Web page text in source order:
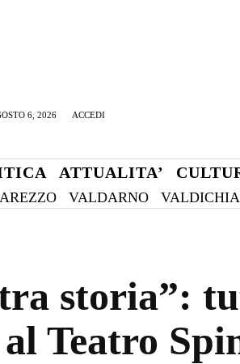
6, 2026 ACCEDI
ATTUALITA’
AREZZO VALDARNO
storia”:
Teatro